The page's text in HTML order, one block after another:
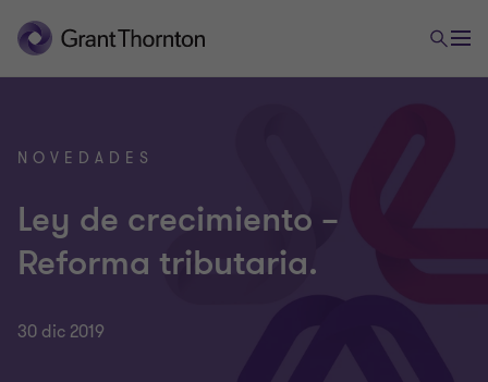
NOVEDADES
Ley de crecimiento –
Reforma tributaria.
30 dic 2019